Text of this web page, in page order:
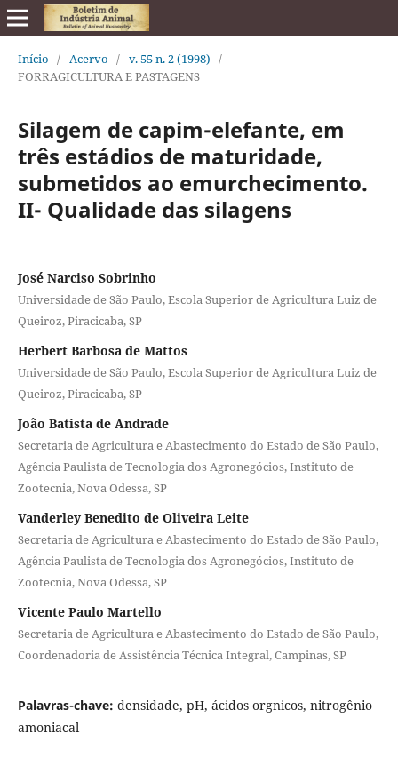
Início / Acervo / v. 55 n. 2 (1998) /
FORRAGICULTURA E PASTAGENS
Silagem de capim-elefante, em
três estádios de maturidade,
submetidos ao emurchecimento.
II- Qualidade das silagens
José Narciso Sobrinho
Universidade de São Paulo, Escola Superior de Agricultura Luiz de
Queiroz, Piracicaba, SP
Herbert Barbosa de Mattos
Universidade de São Paulo, Escola Superior de Agricultura Luiz de
Queiroz, Piracicaba, SP
João Batista de Andrade
Secretaria de Agricultura e Abastecimento do Estado de São Paulo,
Agência Paulista de Tecnologia dos Agronegócios, Instituto de
Zootecnia, Nova Odessa, SP
Vanderley Benedito de Oliveira Leite
Secretaria de Agricultura e Abastecimento do Estado de São Paulo,
Agência Paulista de Tecnologia dos Agronegócios, Instituto de
Zootecnia, Nova Odessa, SP
Vicente Paulo Martello
Secretaria de Agricultura e Abastecimento do Estado de São Paulo,
Coordenadoria de Assistência Técnica Integral, Campinas, SP
Palavras-chave: densidade, pH, ácidos orgnicos, nitrogênio
amoniacal